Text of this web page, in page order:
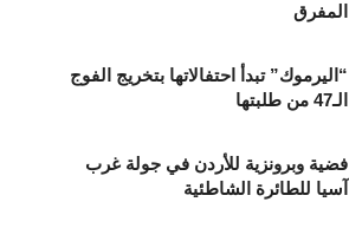
المفرق
“اليرموك” تبدأ احتفالاتها بتخريج الفوج
الـ47 من طلبتها
فضية وبرونزية للأردن في جولة غرب
آسيا للطائرة الشاطئية